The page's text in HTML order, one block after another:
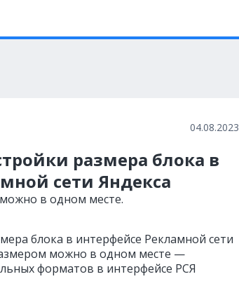
04.08.2023
размера блока в
сети Яндекса
в одном месте.
блока в интерфейсе Рекламной сети
можно в одном месте —
форматов в интерфейсе РСЯ